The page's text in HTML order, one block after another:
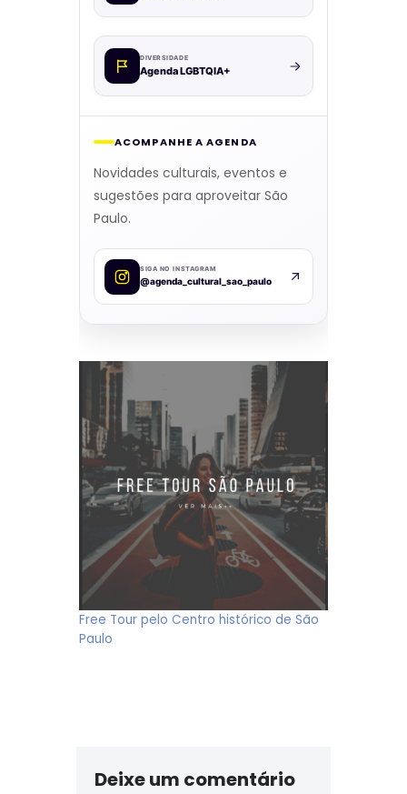
DIVERSIDADE
Agenda LGBTQIA+
ACOMPANHE A AGENDA
Novidades culturais, eventos e
sugestões para aproveitar São
Paulo.
SIGA NO INSTAGRAM
@agenda_cultural_sao_paulo
Free Tour pelo Centro histórico de São
Paulo
Deixe um comentário